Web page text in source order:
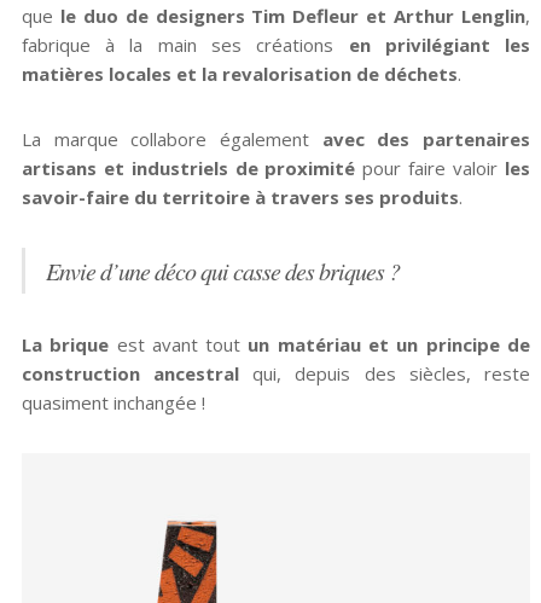
que le duo de designers Tim Defleur et Arthur Lenglin,
fabrique à la main ses créations en privilégiant les
matières locales et la revalorisation de déchets.
La marque collabore également avec des partenaires
artisans et industriels de proximité pour faire valoir les
savoir-faire du territoire à travers ses produits.
Envie d’une déco qui casse des briques ?
La brique est avant tout un matériau et un principe de
construction ancestral qui, depuis des siècles, reste
quasiment inchangée !